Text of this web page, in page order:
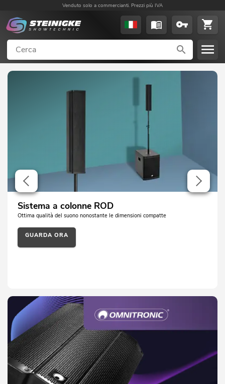
Venduto solo a commercianti. Prezzi più IVA
Sistema a colonne ROD
Ottima qualità del suono nonostante le dimensioni compatte
GUARDA ORA